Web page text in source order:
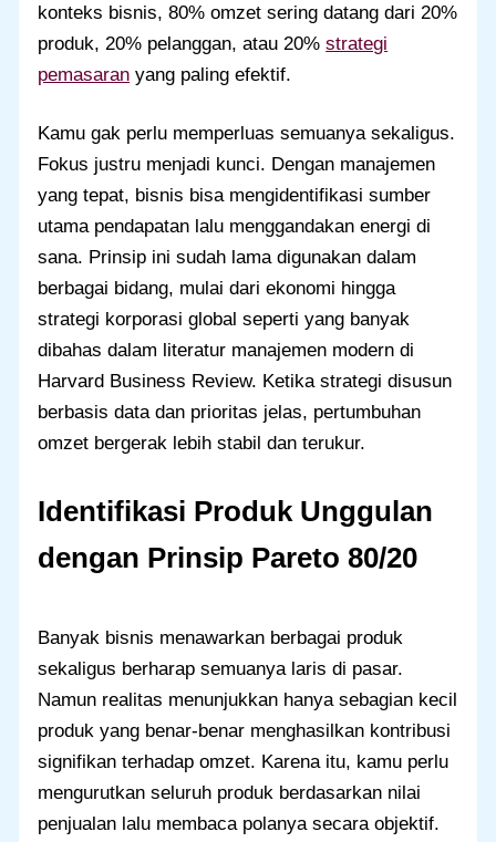
konteks bisnis, 80% omzet sering datang dari 20%
produk, 20% pelanggan, atau 20%strategi
pemasaran yang paling efektif.
Kamu gak perlu memperluas semuanya sekaligus.
Fokus justru menjadi kunci. Dengan manajemen
yang tepat, bisnis bisa mengidentifikasi sumber
utama pendapatan lalu menggandakan energi di
sana. Prinsip ini sudah lama digunakan dalam
berbagai bidang, mulai dari ekonomi hingga
strategi korporasi global seperti yang banyak
dibahas dalam literatur manajemen modern di
Harvard Business Review. Ketika strategi disusun
berbasis data dan prioritas jelas, pertumbuhan
omzet bergerak lebih stabil dan terukur.
Identifikasi Produk Unggulan
dengan Prinsip Pareto 80/20
Banyak bisnis menawarkan berbagai produk
sekaligus berharap semuanya laris di pasar.
Namun realitas menunjukkan hanya sebagian kecil
produk yang benar-benar menghasilkan kontribusi
signifikan terhadap omzet. Karena itu, kamu perlu
mengurutkan seluruh produk berdasarkan nilai
penjualan lalu membaca polanya secara objektif.